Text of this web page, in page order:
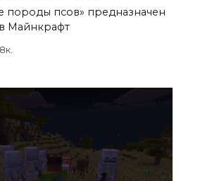
породы псов» предназначен
Майнкрафт